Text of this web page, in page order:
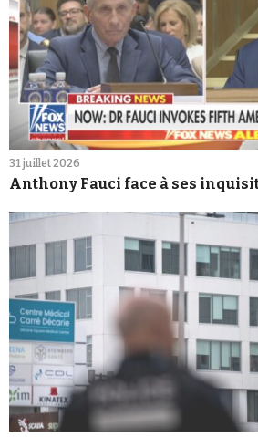
31 juillet 2026
Anthony Fauci face à ses